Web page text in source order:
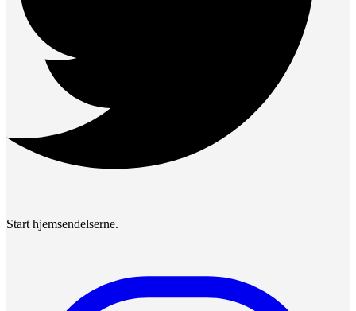
Start hjemsendelserne.